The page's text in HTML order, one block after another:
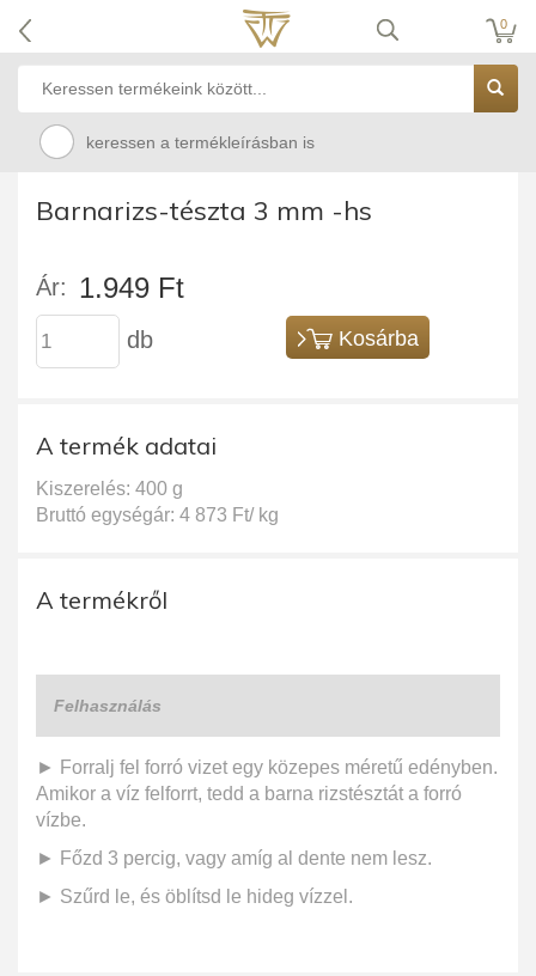
0
keressen a termékleírásban is
Barnarizs-tészta 3 mm -hs
Ár: 1.949 Ft
db Kosárba
A termék adatai
Kiszerelés: 400 g
Bruttó egységár: 4 873 Ft/ kg
A termékről
Felhasználás
► Forralj fel forró vizet egy közepes méretű edényben.
Amikor a víz felforrt, tedd a barna rizstésztát a forró
vízbe.
► Főzd 3 percig, vagy amíg al dente nem lesz.
► Szűrd le, és öblítsd le hideg vízzel.